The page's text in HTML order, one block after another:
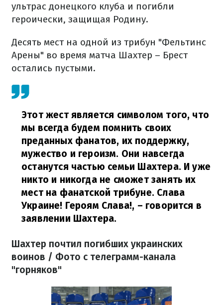
ультрас донецкого клуба и погибли
героически, защищая Родину.
Десять мест на одной из трибун "Фельтинс
Арены" во время матча Шахтер – Брест
остались пустыми.
Этот жест является символом того, что
мы всегда будем помнить своих
преданных фанатов, их поддержку,
мужество и героизм. Они навсегда
останутся частью семьи Шахтера. И уже
никто и никогда не сможет занять их
мест на фанатской трибуне. Слава
Украине! Героям Слава!, – говорится в
заявлении Шахтера.
Шахтер почтил погибших украинских
воинов / Фото с телеграмм-канала
"горняков"